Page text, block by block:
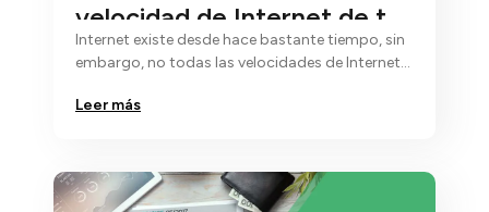
velocidad de Internet de tu
casa?
Internet existe desde hace bastante tiempo, sin
embargo, no todas las velocidades de Internet
Leer más